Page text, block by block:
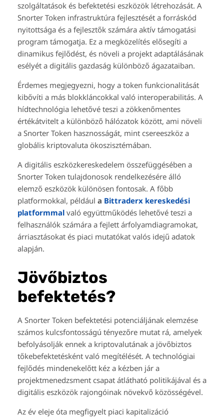
szolgáltatások és befektetési eszközök létrehozását. A
Snorter Token infrastruktúra fejlesztését a forráskód
nyitottsága és a fejlesztők számára aktív támogatási
program támogatja. Ez a megközelítés elősegíti a
dinamikus fejlődést, és növeli a projekt adaptálásának
esélyét a digitális gazdaság különböző ágazataiban.
Érdemes megjegyezni, hogy a token funkcionalitását
kibővíti a más blokkláncokkal való interoperabilitás. A
hídtechnológia lehetővé teszi a zökkenőmentes
értékátvitelt a különböző hálózatok között, ami növeli
a Snorter Token hasznosságát, mint csereeszköz a
globális kriptovaluta ökoszisztémában.
A digitális eszközkereskedelem összefüggésében a
Snorter Token tulajdonosok rendelkezésére álló
elemző eszközök különösen fontosak. A főbb
platformokkal, például a Bittraderx kereskedési
platformmal való együttműködés lehetővé teszi a
felhasználók számára a fejlett árfolyamdiagramokat,
árriasztásokat és piaci mutatókat valós idejű adatok
alapján.
Jövőbiztos
befektetés?
A Snorter Token befektetési potenciáljának elemzése
számos kulcsfontosságú tényezőre mutat rá, amelyek
befolyásolják ennek a kriptovalutának a jövőbiztos
tőkebefektetésként való megítélését. A technológiai
fejlődés mindenekelőtt kéz a kézben jár a
projektmenedzsment csapat átlátható politikájával és a
digitális eszközök rajongóinak növekvő közösségével.
Az év eleje óta megfigyelt piaci kapitalizáció